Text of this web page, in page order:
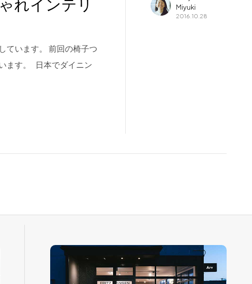
れインテリ
ています。 前回の椅子つ
ます。 日本でダイニン
Miyuki
2016.10.28